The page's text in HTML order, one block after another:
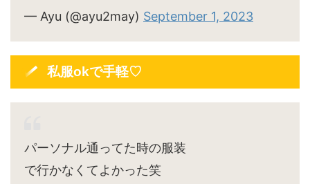
— Ayu (@ayu2may) September 1, 2023
私服okで手軽♡
パーソナル通ってた時の服装
で行かなくてよかった笑